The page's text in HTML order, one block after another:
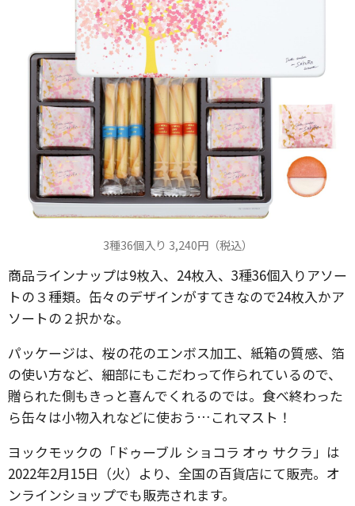
3種36個入り 3,240円（税込）
商品ラインナップは9枚入、24枚入、3種36個入りアソー
トの３種類。缶々のデザインがすてきなので24枚入かア
ソートの２択かな。
パッケージは、桜の花のエンボス加工、紙箱の質感、箔
の使い方など、細部にもこだわって作られているので、
贈られた側もきっと喜んでくれるのでは。食べ終わった
ら缶々は小物入れなどに使おう…これマスト！
ヨックモックの「ドゥーブル ショコラ オゥ サクラ」は
2022年2月15日（火）より、全国の百貨店にて販売。オ
ンラインショップでも販売されます。